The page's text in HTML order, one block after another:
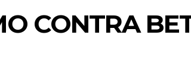
CONTRA